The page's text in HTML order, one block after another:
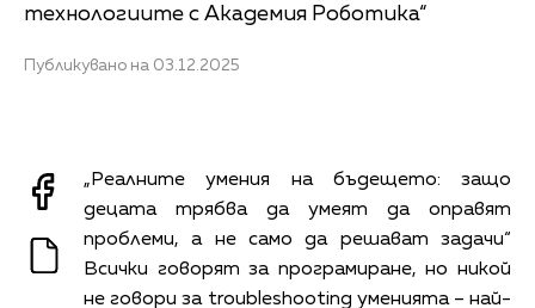
технологиите с Академия Роботика“
Публикувано на 03.12.2025
„Реалните умения на бъдещето: защо
децата трябва да умеят да оправят
проблеми, а не само да решават задачи“
Всички говорят за програмиране, но никой
не говори за troubleshooting уменията – най-